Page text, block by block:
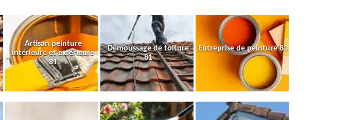
Artisan peinture
intérieure et extérieure
81
Démoussage de toiture
81
Entreprise de peinture 81